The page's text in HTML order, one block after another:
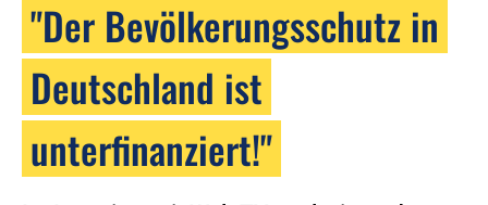
"Der Bevölkerungsschutz in
Deutschland ist
unterfinanziert!"